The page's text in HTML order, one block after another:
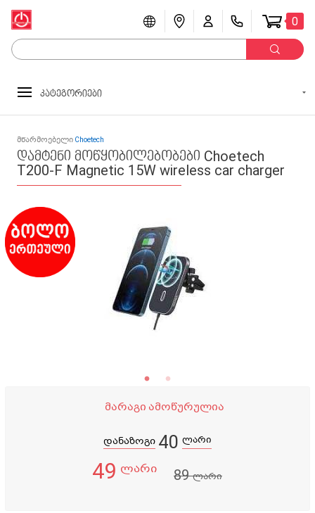
0
კატეგორიები
მწარმოებელი Choetech
დამტენი მოწყობილებობები Choetech
T200-F Magnetic 15W wireless car charger
მარაგი ამოწურულია
დანაზოგი 40 ლარი
49 ლარი 89ლარი